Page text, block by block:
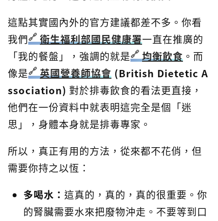
這點其實國內外的官方建議都差不多。你看
我們
衛生福利部國民健康署一直在推廣的
「我的餐盤」，強調的就是
均衡飲食 。而
像是
英國營養師協會 (British Dietetic A
ssociation) 對於排毒飲食的看法更直接，
他們在一份資料中就表明這完全是個「迷
思」，身體本身就是排毒專家。
所以，真正有用的方法，從來都不花俏，但
需要你持之以恆：
多喝水： 這真的，真的，真的很重要。你
的腎臟需要水來把廢物沖走。不要等到口